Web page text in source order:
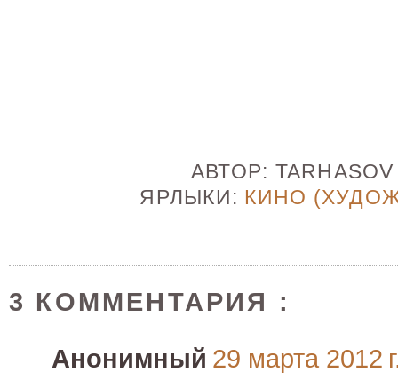
АВТОР:
ЯРЛЫКИ: КИНО
3 КОММЕНТАРИЯ :
Анонимный 29 марта 2012